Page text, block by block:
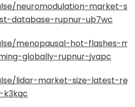
neuromodulation-market-
database-rupnur-ub7wc
menopausal-hot-flashes-
globally-rupnur-jvapc
lidar-market-size-latest-
k3kqc